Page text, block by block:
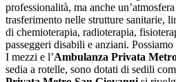
professionalità, ma anche
trasferimento nelle strutture sanitarie,
di chemioterapia, radioterapia,
passeggeri disabili e anziani.
I mezzi e l’Ambulanza Privata
sedia a rotelle, sono dotati di sedili